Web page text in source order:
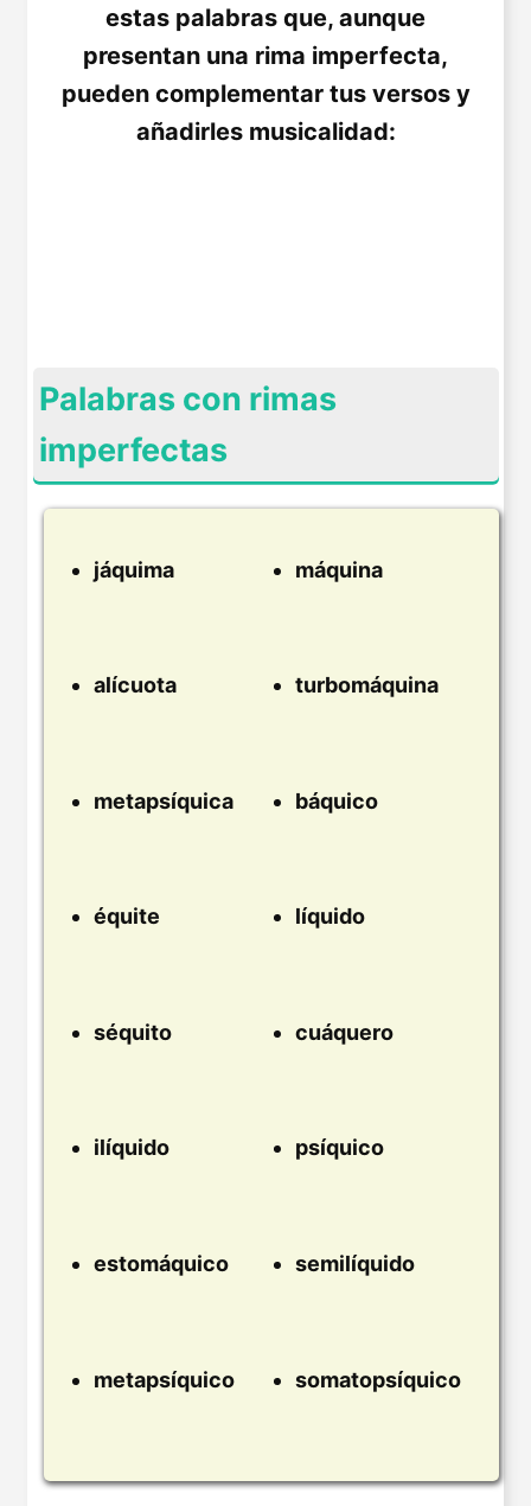
estas palabras que, aunque
presentan una rima imperfecta,
pueden complementar tus versos y
añadirles musicalidad:
Palabras con rimas
imperfectas
jáquima máquina
alícuota turbomáquina
metapsíquica báquico
équite líquido
séquito cuáquero
ilíquido psíquico
estomáquico semilíquido
metapsíquico somatopsíquico